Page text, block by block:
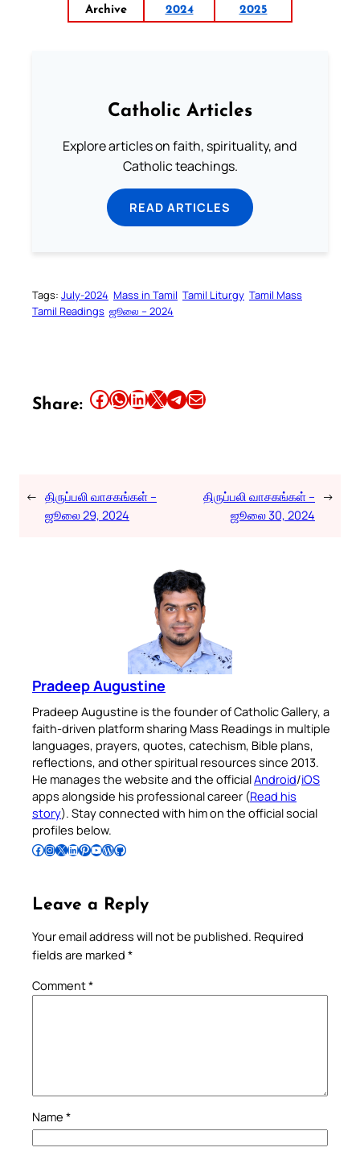
Archive
2024 2025
Catholic Articles
Explore articles on faith, spirituality, and
Catholic teachings.
READ ARTICLES
Tags: July-2024 Mass in Tamil Tamil Liturgy Tamil Mass
Tamil Readings ஜூலை – 2024
Share: Share this article on Facebook Share this article on WhatsApp Share this article on LinkedIn Share this article on X Share this article on TelegramEmail this Article
← திருப்பலி வாசகங்கள் –
ஜூலை 29, 2024
திருப்பலி வாசகங்கள் –
ஜூலை 30, 2024
→
Pradeep Augustine
Pradeep Augustine is the founder of Catholic Gallery, a
faith-driven platform sharing Mass Readings in multiple
languages, prayers, quotes, catechism, Bible plans,
reflections, and other spiritual resources since 2013.
He manages the website and the officialAndroid/iOS
apps alongside his professional career (Read his
story). Stay connected with him on the official social
profiles below.
Follow Pradeep on Facebook Follow Pradeep on InstagramFollow Pradeep on X Follow Pradeep on LinkedIn Follow Pradeep on Pinterest Subscribe to Pradeep’s Youtube Channel Follow Pradeep on WordPress Follow Pradeep on GitHub
Leave a Reply
Your email address will not be published. Required
fields are marked *
Comment*
Name *